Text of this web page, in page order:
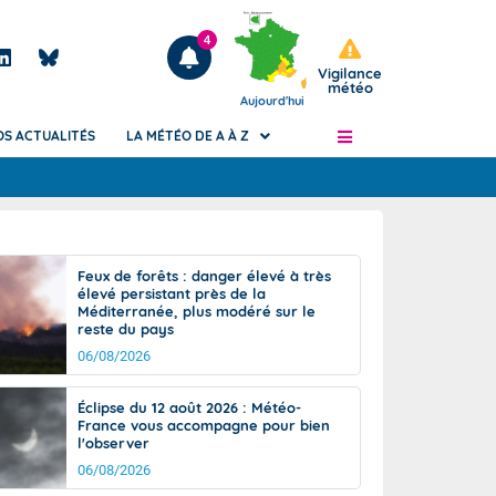
Articles
4
Aujourd'hui
Vigilance
météo
de
Phénomènes dangereux de J+2 à J+7
Avertissement pluies intenses à l'échelle
des communes (Apic)
Bulletins Marine
d'avalanche
Météo des forêts
Vigicrues
ACTUALITÉS LA MÉTÉO DE A À Z
Feux de forêts : danger élevé à très
élevé persistant près de la
Méditerranée, plus modéré sur le
reste du pays
06/08/2026
Éclipse du 12 août 2026 : Météo-
France vous accompagne pour bien
l'observer
06/08/2026